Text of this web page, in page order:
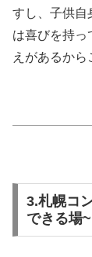
すし、子供自
は喜びを持っ
えがあるから
3.札幌コ
できる場~